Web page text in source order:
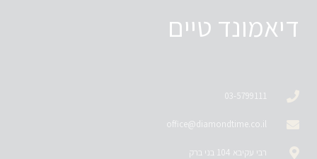
דיאמונד טיים
03-5799111
office@diamondtime.co.il
רבי עקיבא 104 בני ברק